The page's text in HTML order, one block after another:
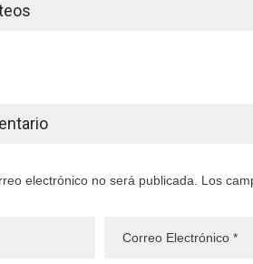
electrónico no será publicada. Los